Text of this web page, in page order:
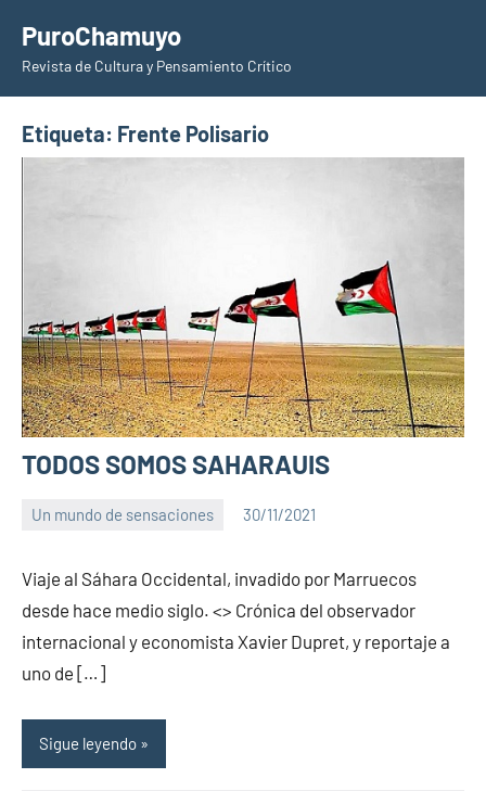
contenido
PuroChamuyo
Revista de Cultura y Pensamiento Crítico
Etiqueta: Frente Polisario
TODOS SOMOS SAHARAUIS
Un mundo de sensaciones 30/11/2021
Viaje al Sáhara Occidental, invadido por Marruecos
desde hace medio siglo. <> Crónica del observador
internacional y economista Xavier Dupret, y reportaje a
uno de […]
Sigue leyendo